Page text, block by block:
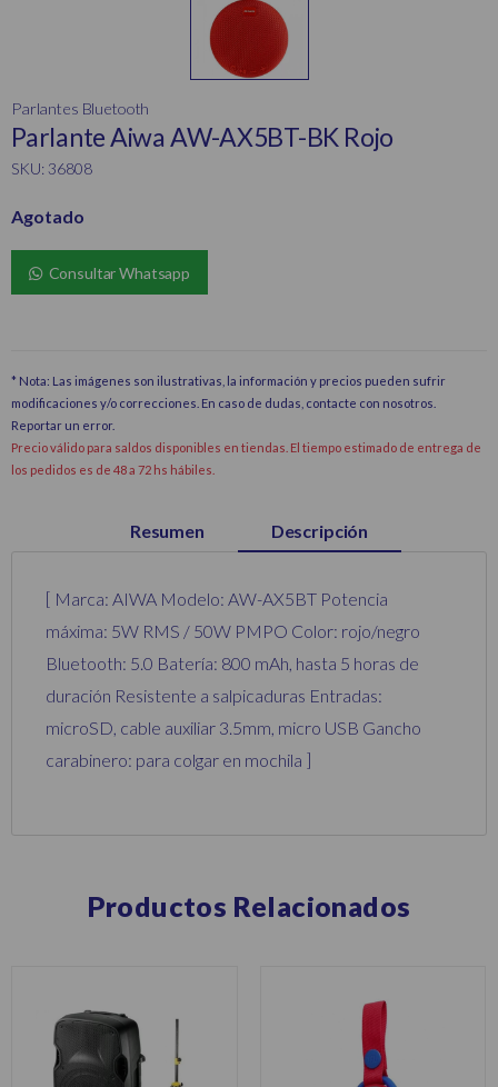
Parlantes Bluetooth
Parlante Aiwa AW-AX5BT-BK Rojo
SKU: 36808
Agotado
Consultar Whatsapp
* Nota: Las imágenes son ilustrativas, la información y precios pueden sufrir
modificaciones y/o correcciones. En caso de dudas, contacte con nosotros.
Reportar un error.
Precio válido para saldos disponibles en tiendas. El tiempo estimado de entrega de
los pedidos es de 48 a 72 hs hábiles.
Resumen Descripción
[ Marca: AIWA Modelo: AW-AX5BT Potencia
máxima: 5W RMS / 50W PMPO Color: rojo/negro
Bluetooth: 5.0 Batería: 800 mAh, hasta 5 horas de
duración Resistente a salpicaduras Entradas:
microSD, cable auxiliar 3.5mm, micro USB Gancho
carabinero: para colgar en mochila ]
Productos Relacionados